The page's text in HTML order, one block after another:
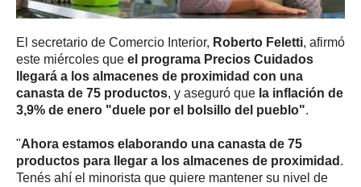
El secretario de Comercio Interior, Roberto Feletti, afirmó
este miércoles que el programa Precios Cuidados
llegará a los almacenes de proximidad con una
canasta de 75 productos, y aseguró que la inflación de
3,9% de enero "duele por el bolsillo del pueblo".
"Ahora estamos elaborando una canasta de 75
productos para llegar a los almacenes de proximidad .
Tenés ahí el minorista que quiere mantener su nivel de